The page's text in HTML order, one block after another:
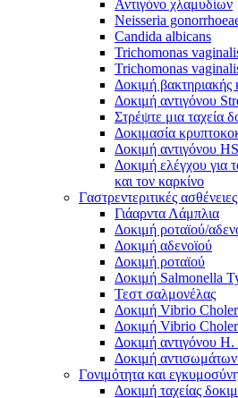
Αντιγόνο χλαμυδίων
Neisseria
Candida albicans
Trichomonas
Trichomonas
Δοκιμή βακτηριακής
Δοκιμή αντιγόνου
Στρέψτε μια ταχεία
Δοκιμασία
Δοκιμή αντιγόνου
Δοκιμή ελέγχου για
και τον καρκίνο
Γαστρεντεριτικές ασθένειες
Γιάαρντα Λάμπλια
Δοκιμή ροταϊού/
Δοκιμή αδενοϊού
Δοκιμή ροταϊού
Δοκιμή Salmonella
Τεστ σαλμονέλας
Δοκιμή Vibrio
Δοκιμή Vibrio
Δοκιμή αντιγόνου
Δοκιμή
Γονιμότητα και
Δοκιμή ταχείας